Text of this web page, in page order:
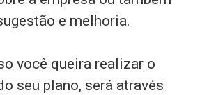
e melhoria.
você queira realizar o
seu plano, será através